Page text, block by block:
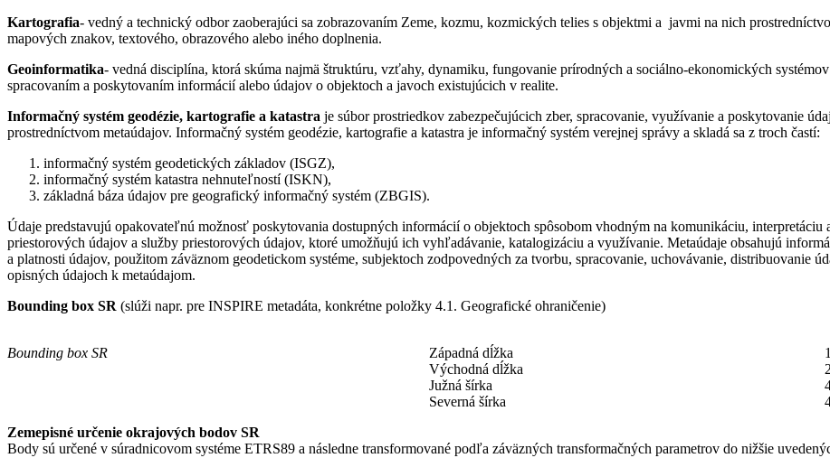
Kartografia- vedný a technický odbor zaoberajúci sa zobrazovaním Zeme, kozmu, kozmických telies s objektmi a javmi na nich
mapových znakov, textového, obrazového alebo iného doplnenia.
Geoinformatika- vedná disciplína, ktorá skúma najmä štruktúru, vzťahy, dynamiku, fungovanie prírodných a sociálno-ekonomických
spracovaním a poskytovaním informácií alebo údajov o objektoch a javoch existujúcich v realite.
Informačný systém geodézie, kartografie a katastra je súbor prostriedkov zabezpečujúcich zber, spracovanie, využívanie a poskytovanie
prostredníctvom metaúdajov. Informačný systém geodézie, kartografie a katastra je informačný systém verejnej správy a skladá sa z troch častí:
informačný systém geodetických základov (ISGZ),
informačný systém katastra nehnuteľností (ISKN),
základná báza údajov pre geografický informačný systém (ZBGIS).
Údaje predstavujú opakovateľnú možnosť poskytovania dostupných informácií o objektoch spôsobom vhodným na komunikáciu, interpretáciu
priestorových údajov a služby priestorových údajov, ktoré umožňujú ich vyhľadávanie, katalogizáciu a využívanie. Metaúdaje obsahujú
a platnosti údajov, použitom záväznom geodetickom systéme, subjektoch zodpovedných za tvorbu, spracovanie, uchovávanie, distribuovanie
opisných údajoch k metaúdajom.
Bounding box SR (slúži napr. pre INSPIRE metadáta, konkrétne položky 4.1. Geografické ohraničenie)
Bounding box SR
Západná dĺžka
Východná dĺžka
Južná šírka
Severná šírka
Zemepisné určenie okrajových bodov SR
Body sú určené v súradnicovom systéme ETRS89 a následne transformované podľa záväzných transformačných parametrov do nižšie